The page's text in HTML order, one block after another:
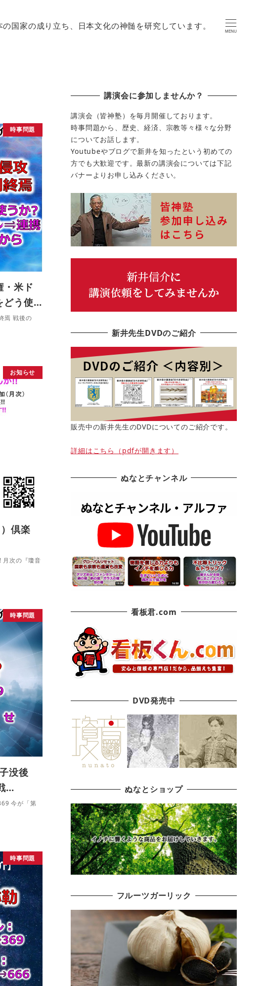
国家の成り立ち、日本文化の神髄を研究しています。
MENU
時事問題
・米ド
どう使…
焉 戦後の
お知らせ
倶楽
月次の『瓊音
時事問題
没後
…
今が「第
時事問題
講演会に参加しませんか？
講演会（皆神塾）を毎月開催しております。
時事問題から、歴史、経済、宗教等々様々な分野
についてお話します。
Youtubeやブログで新井を知ったという初めての
方でも大歓迎です。最新の講演会については下記
バナーよりお申し込みください。
新井先生DVDのご紹介
販売中の新井先生のDVDについてのご紹介です。
詳細はこちら（pdfが開きます）
ぬなとチャンネル
看板君.com
DVD発売中
ぬなとショップ
フルーツガーリック